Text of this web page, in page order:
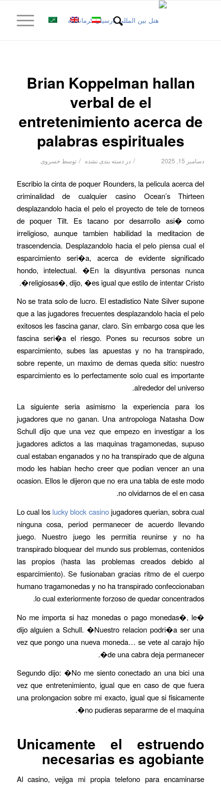
Brian Koppelman hallan
verbal de el
entretenimiento acerca de
palabras espirituales
دسامبر 15, 2025 / در دسته بندی نشده / توسط خسروی
Escribio la cinta de poquer Rounders, la pelicula acerca del
criminalidad de cualquier casino Ocean’s Thirteen
desplazandolo hacia el pelo el proyecto de tele de torneos
de poquer Tilt. Es tacano por desarrollo asi� como
irreligioso, aunque tambien habilidad la meditacion de
trascendencia. Desplazandolo hacia el pelo piensa cual el
esparcimiento seri�a, acerca de evidente significado
hondo, intelectual. �En la disyuntiva personas nunca
religiosas�, dijo, �es igual que estilo de intentar Cristo�.
No se trata solo de lucro. El estadistico Nate Silver supone
que a las jugadores frecuentes desplazandolo hacia el pelo
exitosos les fascina ganar, claro. Sin embargo cosa que les
fascina seri�a el riesgo. Pones su recursos sobre un
esparcimiento, subes las apuestas y no ha transpirado,
sobre repente, un maximo de demas queda sitio: nuestro
esparcimiento es lo perfectamente solo cual es importante
alrededor del universo.
La siguiente seria asimismo la experiencia para los
jugadores que no ganan. Una antropologa Natasha Dow
Schull dijo que una vez que empezo en investigar a los
jugadores adictos a las maquinas tragamonedas, supuso
cual estaban enganados y no ha transpirado que de alguna
modo les habian hecho creer que podian vencer an una
ocasion. Ellos le dijeron que no era una tabla de este modo
no olvidarnos de el en casa.
Lo cual los lucky block casinojugadores querian, sobra cual
ninguna cosa, period permanecer de acuerdo llevando
juego. Nuestro juego les permitia reunirse y no ha
transpirado bloquear del mundo sus problemas, contenidos
las propios (hasta las problemas creados debido al
esparcimiento). Se fusionaban gracias ritmo de el cuerpo
humano tragamonedas y no ha transpirado confeccionaban
lo cual exteriormente forzoso de quedar concentrados.
�No me importa si haz monedas o pago monedas�, le
dijo alguien a Schull. �Nuestro relacion podri�a ser una
vez que pongo una nueva moneda… se vete al carajo hijo
de una cabra deja permanecer�.
Segundo dijo: �No me siento conectado an una bici una
vez que entretenimiento, igual que en caso de que fuera
una prolongacion sobre mi exacto, igual que si fisicamente
no pudieras separarme de el maquina�.
Unicamente el estruendo
necesarias es agobiante
Al casino, vejiga mi propia telefono para encaminarse